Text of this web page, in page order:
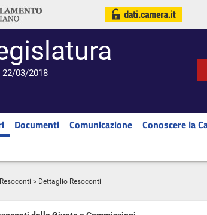
22/03/2018
Documenti Comunicazione Conoscere la
Resoconti > Dettaglio Resoconti